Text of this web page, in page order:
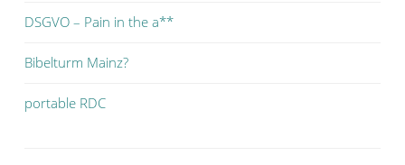
DSGVO – Pain in the a**
Bibelturm Mainz?
portable RDC